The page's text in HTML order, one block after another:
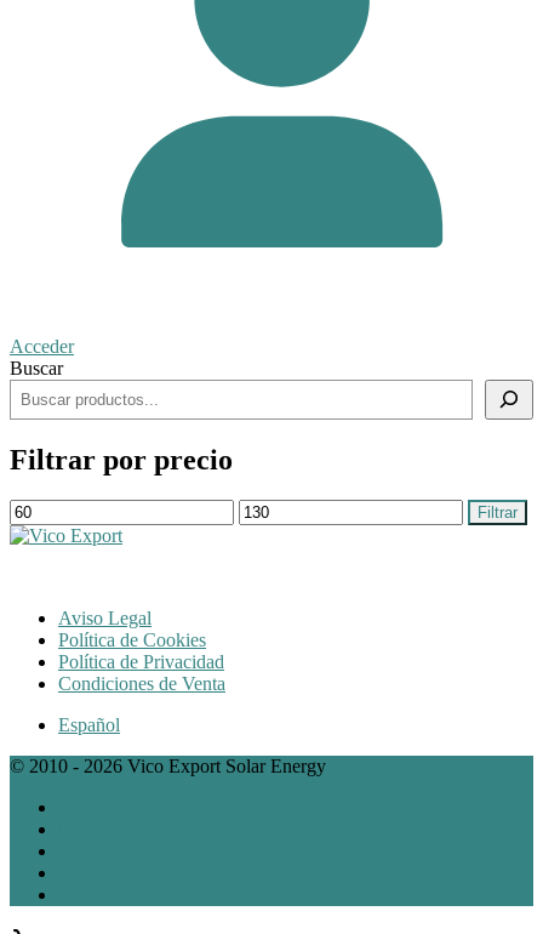
Acceder
Buscar
Filtrar por precio
Precio
mínimo
Precio
máximo
Filtrar
Aviso Legal
Política de Cookies
Política de Privacidad
Condiciones de Venta
Español
© 2010 - 2026 Vico Export Solar Energy